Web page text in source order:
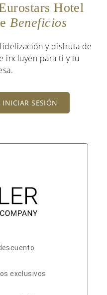
Hotel
Beneficios
y disfruta de
incluyen para ti y tu
INICIAR SESIÓN
exclusivos